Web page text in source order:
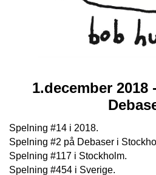
1.december 2018
Spelning #14 i 2018.
Spelning #2 på Debaser i
Spelning #117 i Stockholm.
Spelning #454 i Sverige.